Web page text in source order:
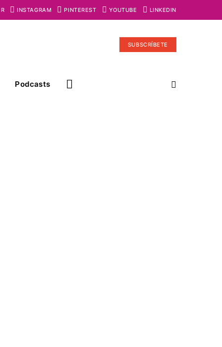
INSTAGRAM PINTEREST YOUTUBE LINKEDIN
SUBSCRÍBETE
Podcasts